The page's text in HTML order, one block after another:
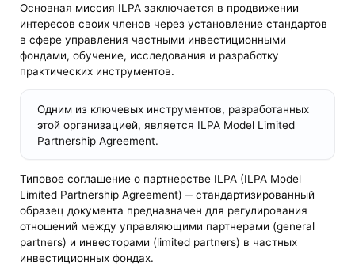
Основная миссия ILPA заключается в продвижении
интересов своих членов через установление стандартов
в сфере управления частными инвестиционными
фондами, обучение, исследования и разработку
практических инструментов.
Одним из ключевых инструментов, разработанных
этой организацией, является ILPA Model Limited
Partnership Agreement.
Типовое соглашение о партнерстве ILPA (ILPA Model
Limited Partnership Agreement) ‒ стандартизированный
образец документа предназначен для регулирования
отношений между управляющими партнерами (general
partners) и инвесторами (limited partners) в частных
инвестиционных фондах.